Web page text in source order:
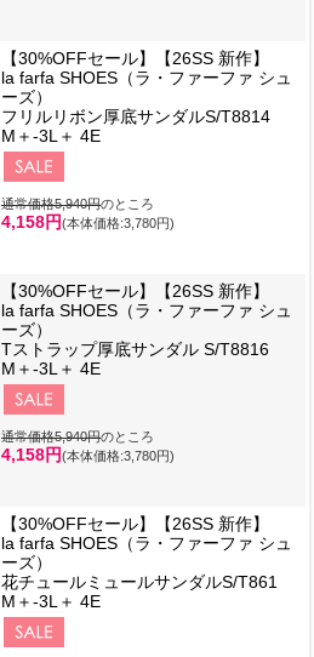
【30%OFFセール】【26SS 新作】
la farfa SHOES（ラ・ファーファ シュ
ーズ）
フリルリボン厚底サンダルS/T8814
M＋-3L＋ 4E
通常価格5,940円のところ
4,158円(本体価格:3,780円)
【30%OFFセール】【26SS 新作】
la farfa SHOES（ラ・ファーファ シュ
ーズ）
Tストラップ厚底サンダル S/T8816
M＋-3L＋ 4E
通常価格5,940円のところ
4,158円(本体価格:3,780円)
【30%OFFセール】【26SS 新作】
la farfa SHOES（ラ・ファーファ シュ
ーズ）
花チュールミュールサンダルS/T861
M＋-3L＋ 4E